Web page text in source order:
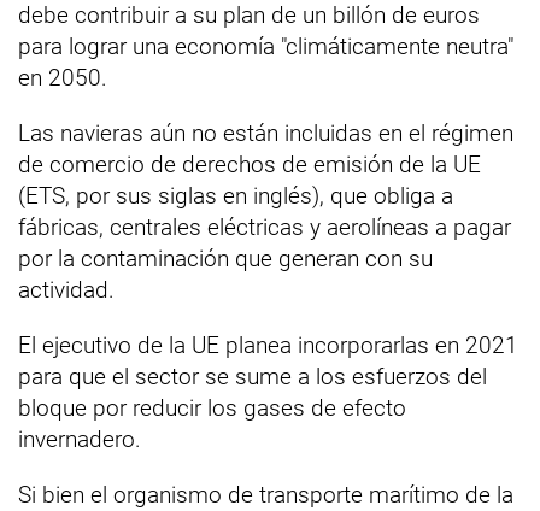
debe contribuir a su plan de un billón de euros
para lograr una economía "climáticamente neutra"
en 2050.
Las navieras aún no están incluidas en el régimen
de comercio de derechos de emisión de la UE
(ETS, por sus siglas en inglés), que obliga a
fábricas, centrales eléctricas y aerolíneas a pagar
por la contaminación que generan con su
actividad.
El ejecutivo de la UE planea incorporarlas en 2021
para que el sector se sume a los esfuerzos del
bloque por reducir los gases de efecto
invernadero.
Si bien el organismo de transporte marítimo de la